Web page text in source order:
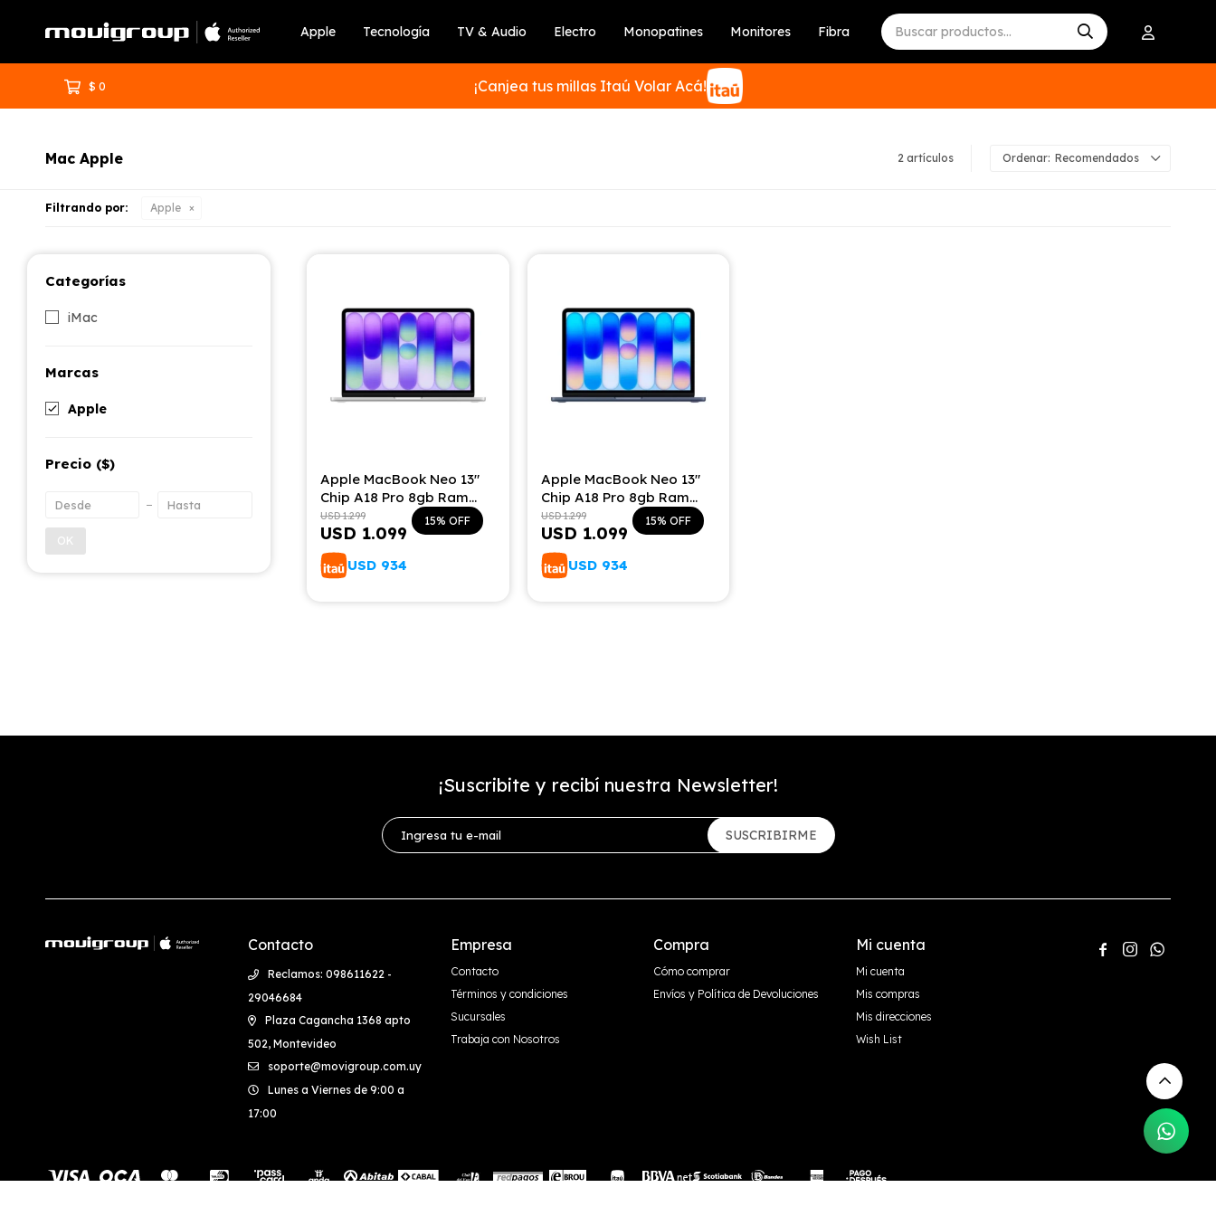
Apple Tecnología TV & Audio Electro Monopatines Monitores Fibra
$ 0 ¡Canjea tus millas Itaú Volar Acá!
Mac Apple 2 artículos Recomendados
Filtrando por: Apple
Apple MacBook Neo 13"
Chip A18 Pro 8gb Ram
256gb Teclado Español -
Silver
USD 1.099
USD 1.299 15
USD 934
Apple MacBook Neo 13"
Chip A18 Pro 8gb Ram
256gb Teclado Español -
Indigo
USD 1.099
USD 1.299 15
USD 934
Categorías
iMac
Marcas
Apple
Precio ($)
OK
Contacto
Reclamos: 098611622 -
29046684
Plaza Cagancha 1368 apto
502, Montevideo
soporte@movigroup.com.uy
Lunes a Viernes de 9:00 a
17:00
Empresa
Contacto
Términos y condiciones
Sucursales
Trabaja con Nosotros
Compra
Cómo comprar
Envíos y Política de Devoluciones
Mi cuenta
Mi cuenta
Mis compras
Mis direcciones
Wish List
¡Suscribite y recibí nuestra Newsletter!
SUSCRIBIRME
  